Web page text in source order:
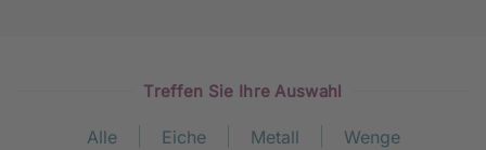
Treffen Sie Ihre Auswahl
Alle Eiche Metall Wenge